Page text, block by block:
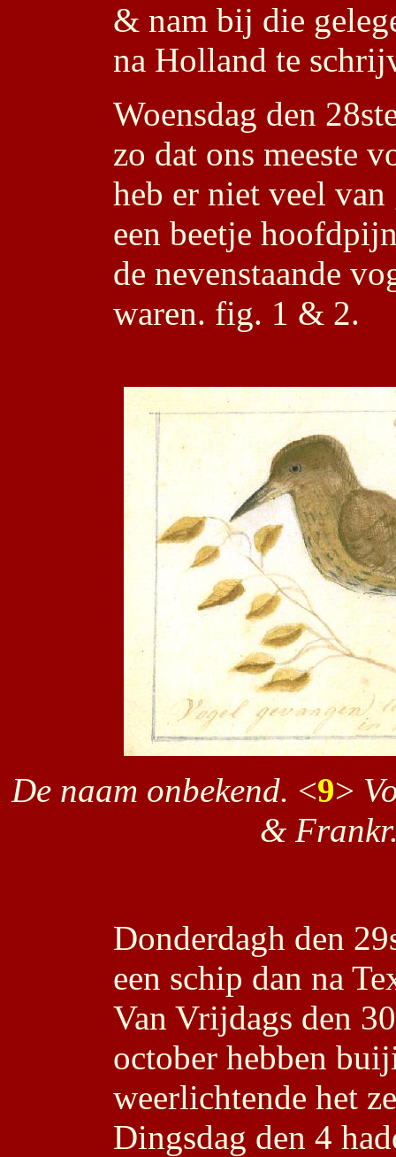
& nam bij die
na Holland te
Woensdag den
zo dat ons meeste
heb er niet veel van
een beetje
de nevenstaande
waren. fig. 1 & 2.
De naam onbekend. <9>
&
Donderdagh den
een schip dan na
Van Vrijdags den
october hebben
weerlichtende het
Dingsdag den 4